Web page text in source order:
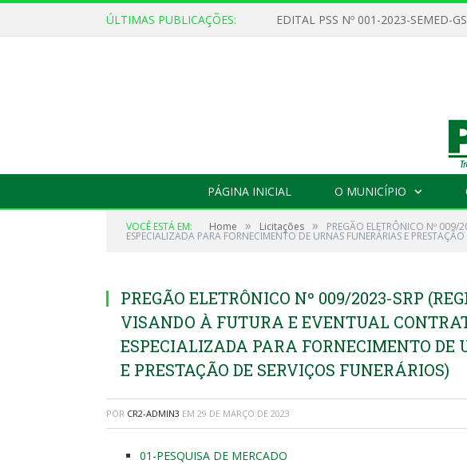
ÚLTIMAS PUBLICAÇÕES: EDITAL PSS Nº 001-2023-SEMED-GS
PÁGINA INICIAL O MUNICÍPIO
VOCÊ ESTÁ EM: Home » Licitações » PREGÃO ELETRÔNICO Nº 009/
ESPECIALIZADA PARA FORNECIMENTO DE URNAS FUNERÁRIAS E PRESTAÇÃO
PREGÃO ELETRÔNICO Nº 009/2023-SRP
VISANDO À FUTURA E EVENTUAL
ESPECIALIZADA PARA FORNECIMENTO DE
E PRESTAÇÃO DE SERVIÇOS FUNERÁRIOS)
POR CR2-ADMIN3 EM 29 DE MARÇO DE 2023
01-PESQUISA DE MERCADO